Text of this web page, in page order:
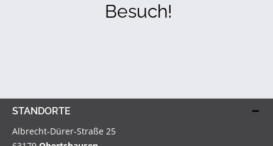
Besuch!
STANDORTE
Albrecht-Dürer-Straße 25